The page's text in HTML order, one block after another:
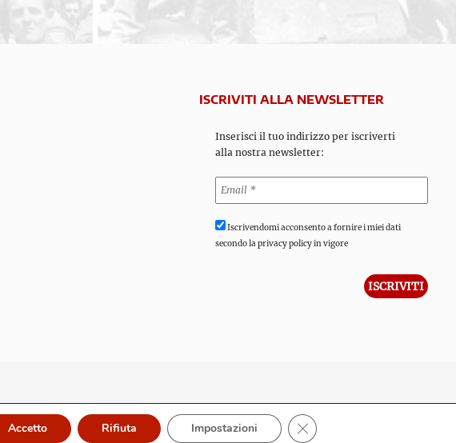
ISCRIVITI ALLA NEWSLETTER
Inserisci il tuo indirizzo per iscriverti
alla nostra newsletter:
Iscrivendomi acconsento a fornire i miei dati
secondo la privacy policy in vigore
Accetto Rifiuta Impostazioni Close GDPR Cookie Banner